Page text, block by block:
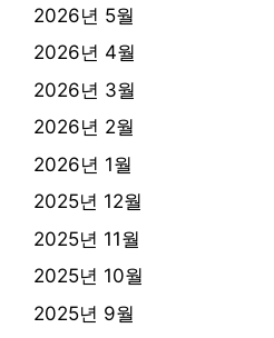
2026년 5월
2026년 4월
2026년 3월
2026년 2월
2026년 1월
2025년 12월
2025년 11월
2025년 10월
2025년 9월